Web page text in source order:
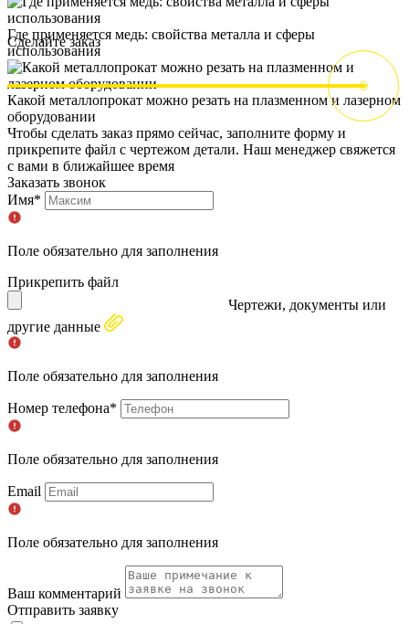
Где применяется медь: свойства металла и сферы
использования
Какой металлопрокат можно резать на плазменном и лазерном
оборудовании
Сделайте заказ
Чтобы сделать заказ прямо сейчас, заполните форму и
прикрепите файл с чертежом детали. Наш менеджер свяжется
с вами в ближайшее время
Заказать звонок
Имя*
Поле обязательно для заполнения
Прикрепить файл
Чертежи, документы или
другие данные
Поле обязательно для заполнения
Номер телефона*
Поле обязательно для заполнения
Email
Поле обязательно для заполнения
Ваш комментарий
Отправить заявку